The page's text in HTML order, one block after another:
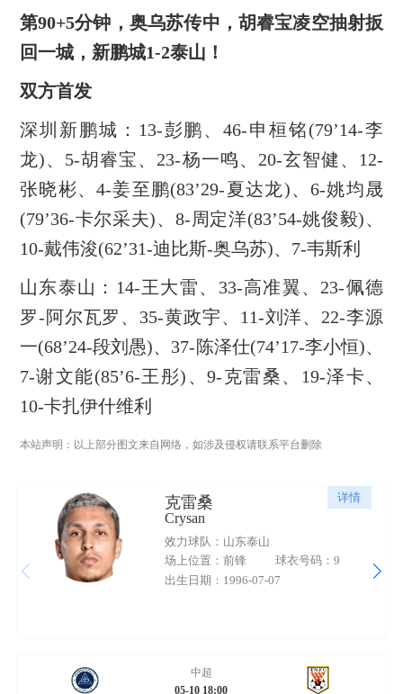
第90+5分钟，奥乌苏传中，胡睿宝凌空抽射扳
回一城，新鹏城1-2泰山！
双方首发
深圳新鹏城：13-彭鹏、46-申桓铭(79’14-李
龙)、5-胡睿宝、23-杨一鸣、20-玄智健、12-
张晓彬、4-姜至鹏(83’29-夏达龙)、6-姚均晟
(79’36-卡尔采夫)、8-周定洋(83’54-姚俊毅)、
10-戴伟浚(62’31-迪比斯-奥乌苏)、7-韦斯利
山东泰山：14-王大雷、33-高准翼、23-佩德
罗-阿尔瓦罗、35-黄政宇、11-刘洋、22-李源
一(68’24-段刘愚)、37-陈泽仕(74’17-李小恒)、
7-谢文能(85’6-王彤)、9-克雷桑、19-泽卡、
10-卡扎伊什维利
本站声明：以上部分图文来自网络，如涉及侵权请联系平台删除
详情
克雷桑
Crysan
效力球队：山东泰山
场上位置：前锋
球衣号码：9
出生日期：1996-07-07
中超
05-10 18:00